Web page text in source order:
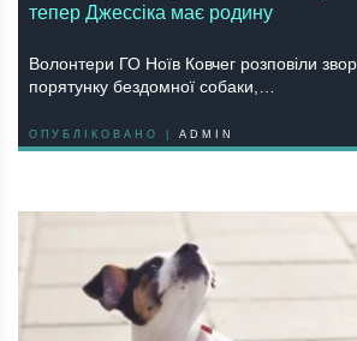
тепер Джессіка має родину
Волонтери ГО Ноїв Ковчег розповіли
порятунку бездомної собаки,…
ОПУБЛІКОВАНО | ADMIN